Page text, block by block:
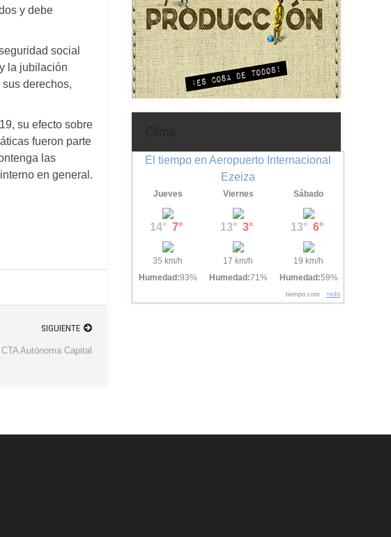
y debe
social
la jubilación
derechos,
su efecto sobre
fueron parte
las
en general.
SIGUIENTE
Autónoma Capital
El tiempo en Aeropuerto Internacional
Ezeiza
Jueves
14° 7°
35 km/h
Humedad:93%
Viernes
13° 3°
17 km/h
Humedad:71%
Sábado
13° 6°
19 km/h
Humedad:59%
tiempo.com +info